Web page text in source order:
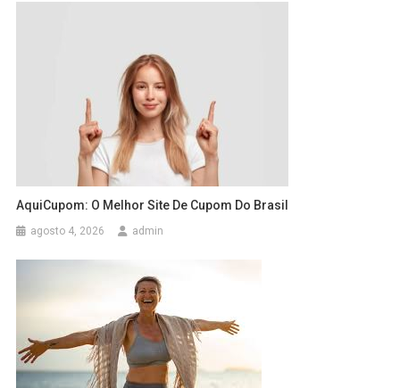
AquiCupom: O Melhor Site De Cupom Do Brasil
agosto 4, 2026 admin